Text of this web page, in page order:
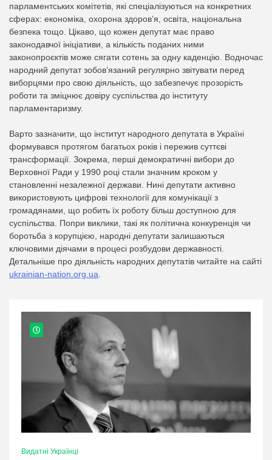
парламентських комітетів, які спеціалізуються на конкретних
сферах: економіка, охорона здоров’я, освіта, національна
безпека тощо. Цікаво, що кожен депутат має право
законодавчої ініціативи, а кількість поданих ними
законопроєктів може сягати сотень за одну каденцію. Водночас
народний депутат зобов’язаний регулярно звітувати перед
виборцями про свою діяльність, що забезпечує прозорість
роботи та зміцнює довіру суспільства до інституту
парламентаризму.
Варто зазначити, що інститут народного депутата в Україні
формувався протягом багатьох років і пережив суттєві
трансформації. Зокрема, перші демократичні вибори до
Верховної Ради у 1990 році стали значним кроком у
становленні незалежної держави. Нині депутати активно
використовують цифрові технології для комунікації з
громадянами, що робить їх роботу більш доступною для
суспільства. Попри виклики, такі як політична конкуренція чи
боротьба з корупцією, народні депутати залишаються
ключовими діячами в процесі розбудови державності.
Детальніше про діяльність народних депутатів читайте на сайті
ukrainian-nation.org.ua.
Видатні Українці